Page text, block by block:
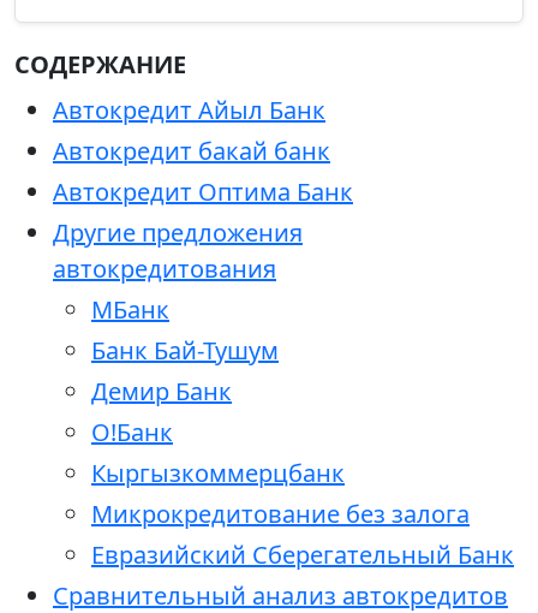
СОДЕРЖАНИЕ
Автокредит Айыл Банк
Автокредит бакай банк
Автокредит Оптима Банк
Другие предложения
автокредитования
МБанк
Банк Бай-Тушум
Демир Банк
О!Банк
Кыргызкоммерцбанк
Микрокредитование без залога
Евразийский Сберегательный Банк
Сравнительный анализ автокредитов